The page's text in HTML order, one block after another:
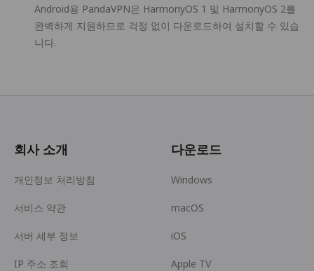
Android용 PandaVPN은 HarmonyOS 1 및 HarmonyOS 2를
완벽하게 지원하므로 걱정 없이 다운로드하여 설치할 수 있습
니다.
회사 소개
개인정보 처리방침
서비스 약관
서버 세부 정보
IP 주소 조회
다운로드
Windows
macOS
iOS
Apple TV